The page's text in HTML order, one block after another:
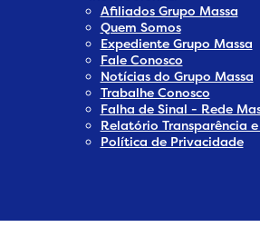
Afiliados Grupo Massa
Quem Somos
Expediente Grupo Massa
Fale Conosco
Notícias do Grupo Massa
Trabalhe Conosco
Falha de Sinal - Rede
Relatório Transparência
Política de Privacidade